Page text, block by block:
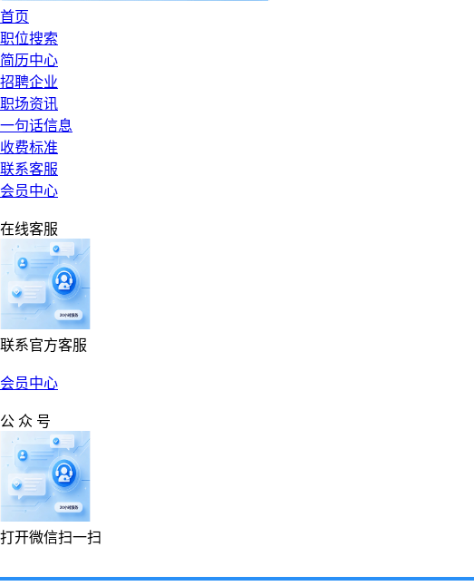
首页
职位搜索
简历中心
招聘企业
职场资讯
一句话信息
收费标准
联系客服
会员中心
在线客服
联系官方客服
会员中心
公 众 号
打开微信扫一扫